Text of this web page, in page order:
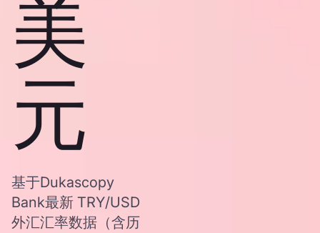
美
元
基于Dukascopy
Bank最新 TRY/USD
外汇汇率数据（含历